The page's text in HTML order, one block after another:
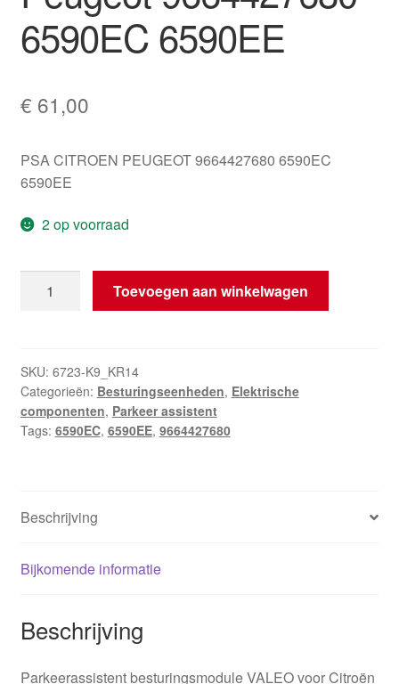
6590EC 6590EE
€ 61,00
PSA CITROEN PEUGEOT 9664427680 6590EC
6590EE
2 op voorraad
Valeo
9664427680
6590EC
6590EE
aantal
Toevoegen aan winkelwagen
SKU: 6723-K9_KR14
Categorieën: Besturingseenheden, Elektrische
componenten, Parkeer assistent
Tags: 6590EC, 6590EE, 9664427680
Beschrijving
Bijkomende informatie
Beschrijving
Parkeerassistent besturingsmodule VALEO voor Citroën